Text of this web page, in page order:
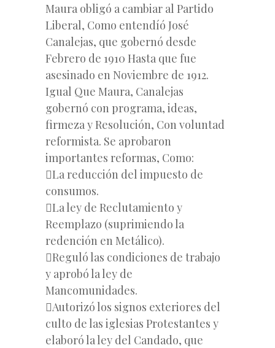
Maura obligó a cambiar al Partido
Liberal, Como entendíó José
Canalejas, que gobernó desde
Febrero de 1910 Hasta que fue
asesinado en Noviembre de 1912.
Igual Que Maura, Canalejas
gobernó con programa, ideas,
firmeza y Resolución, Con voluntad
reformista. Se aprobaron
importantes reformas, Como:
La reducción del impuesto de
consumos.
La ley de Reclutamiento y
Reemplazo (suprimiendo la
redención en Metálico).
Reguló las condiciones de trabajo
y aprobó la ley de
Mancomunidades.
Autorizó los signos exteriores del
culto de las iglesias Protestantes y
elaboró la ley del Candado, que